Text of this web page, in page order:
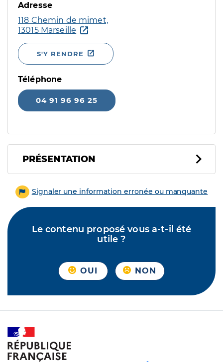
Adresse
118 Chemin de mimet,
13015 Marseille
S'Y RENDRE
Téléphone
04 91 96 96 25
PRÉSENTATION
Signaler une information erronée ou manquante
Le contenu proposé vous a-t-il été
utile ?
OUI NON